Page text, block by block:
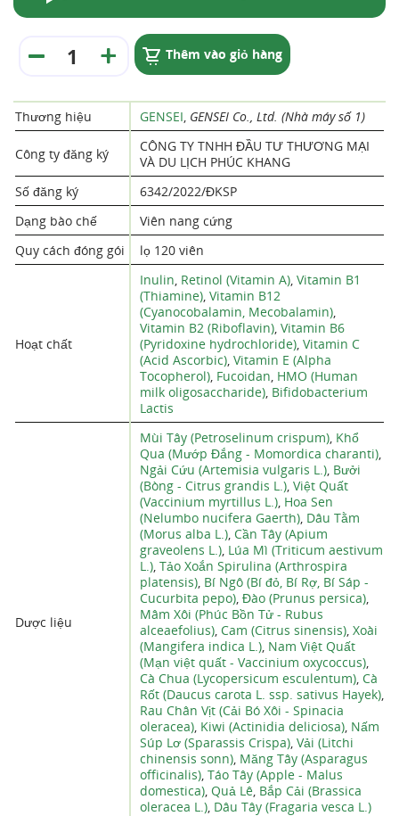
Thêm vào giỏ hàng
Thương hiệu GENSEI, GENSEI Co., Ltd. (Nhà máy số 1)
Công ty đăng ký
CÔNG TY TNHH ĐẦU TƯ THƯƠNG MẠI
VÀ DU LỊCH PHÚC KHANG
Số đăng ký
6342/2022/ĐKSP
Dạng bào chế
Viên nang cứng
Quy cách đóng gói
lọ 120 viên
Hoạt chất
Inulin, Retinol (Vitamin A), Vitamin B1
(Thiamine), Vitamin B12
(Cyanocobalamin, Mecobalamin),
Vitamin B2 (Riboflavin), Vitamin B6
(Pyridoxine hydrochloride), Vitamin C
(Acid Ascorbic), Vitamin E (Alpha
Tocopherol), Fucoidan, HMO (Human
milk oligosaccharide), Bifidobacterium
Lactis
Dược liệu
Mùi Tây (Petroselinum crispum), Khổ
Qua (Mướp Đắng - Momordica charanti),
Ngải Cứu (Artemisia vulgaris L.), Bưởi
(Bòng - Citrus grandis L.), Việt Quất
(Vaccinium myrtillus L.), Hoa Sen
(Nelumbo nucifera Gaerth), Dâu Tằm
(Morus alba L.), Cần Tây (Apium
graveolens L.), Lúa Mì (Triticum aestivum
L.), Tảo Xoắn Spirulina (Arthrospira
platensis), Bí Ngô (Bí đỏ, Bí Rợ, Bí Sáp -
Cucurbita pepo), Đào (Prunus persica),
Mâm Xôi (Phúc Bồn Tử - Rubus
alceaefolius), Cam (Citrus sinensis), Xoài
(Mangifera indica L.), Nam Việt Quất
(Mạn việt quất - Vaccinium oxycoccus),
Cà Chua (Lycopersicum esculentum), Cà
Rốt (Daucus carota L. ssp. sativus Hayek),
Rau Chân Vịt (Cải Bó Xôi - Spinacia
oleracea), Kiwi (Actinidia deliciosa), Nấm
Súp Lơ (Sparassis Crispa), Vải (Litchi
chinensis sonn), Măng Tây (Asparagus
officinalis), Táo Tây (Apple - Malus
domestica), Quả Lê, Bắp Cải (Brassica
oleracea L.), Dâu Tây (Fragaria vesca L.)